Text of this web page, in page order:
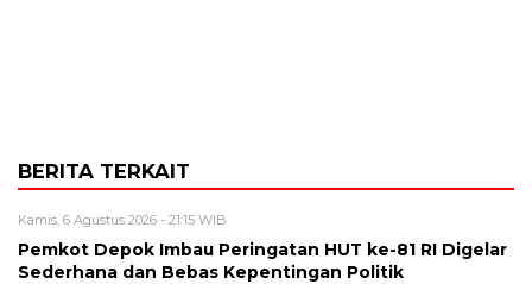
BERITA TERKAIT
Kamis, 6 Agustus 2026 - 21:15 WIB
Pemkot Depok Imbau Peringatan HUT ke-81 RI Digelar
Sederhana dan Bebas Kepentingan Politik